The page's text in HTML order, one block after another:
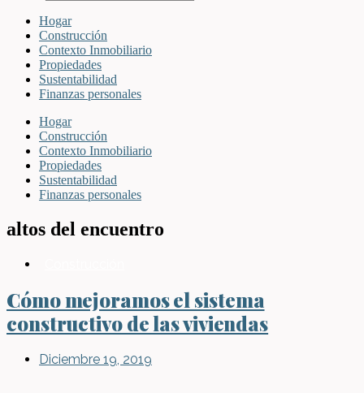
Hogar
Construcción
Contexto Inmobiliario
Propiedades
Sustentabilidad
Finanzas personales
Hogar
Construcción
Contexto Inmobiliario
Propiedades
Sustentabilidad
Finanzas personales
altos del encuentro
Cómo mejoramos el sistema
constructivo de las viviendas
Diciembre 19, 2019